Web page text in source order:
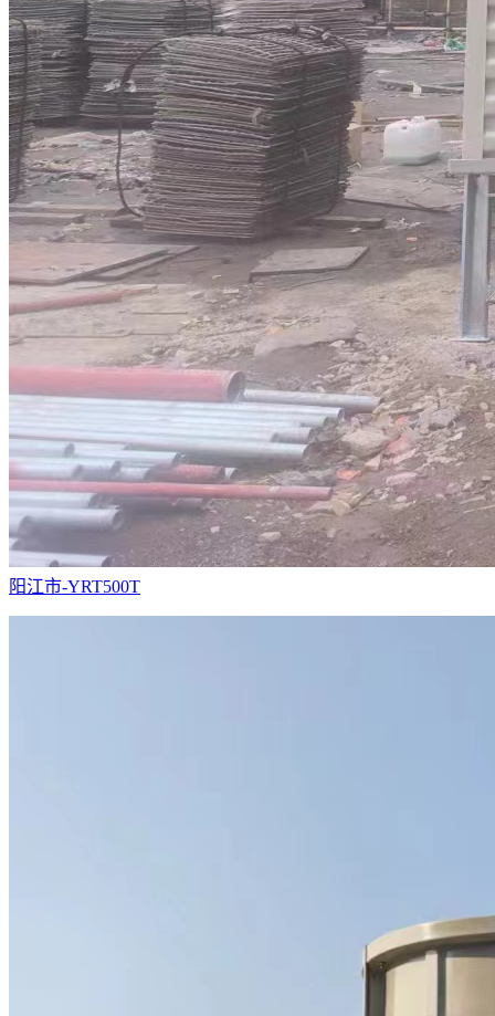
阳江市-YRT500T